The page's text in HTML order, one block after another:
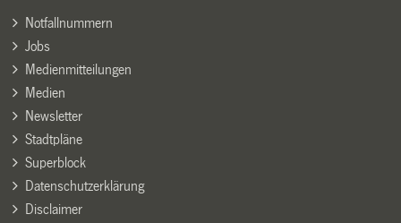
Notfallnummern
Jobs
Medienmitteilungen
Medien
Newsletter
Stadtpläne
Superblock
Datenschutzerklärung
Disclaimer